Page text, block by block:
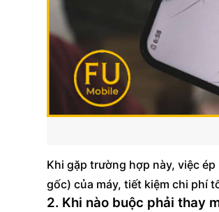
Khi gặp trường hợp này, việc
gốc) của máy, tiết kiệm chi phí
2. Khi nào buộc phải thay